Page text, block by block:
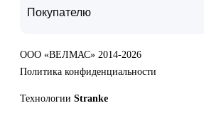
Покупателю
ООО «ВЕЛМАС» 2014-2026
Политика конфиденциальности
Технологии Stranke